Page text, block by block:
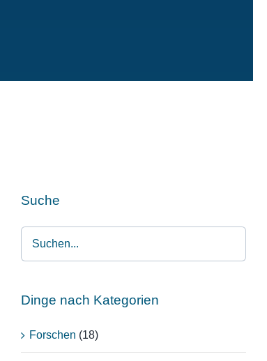
Alles zum Tasten, Zupfen, Schlagen.
Suche
Dinge nach Kategorien
Forschen (18)